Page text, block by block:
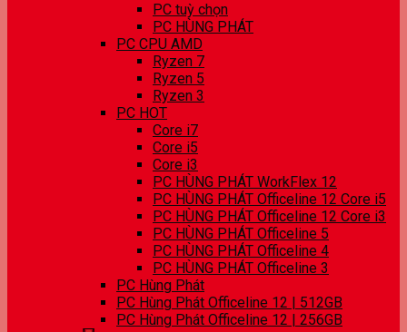
PC tuỳ chọn
PC HÙNG PHÁT
PC CPU AMD
Ryzen 7
Ryzen 5
Ryzen 3
PC HOT
Core i7
Core i5
Core i3
PC HÙNG PHÁT WorkFlex 12
PC HÙNG PHÁT Officeline 12 Core i5
PC HÙNG PHÁT Officeline 12 Core i3
PC HÙNG PHÁT Officeline 5
PC HÙNG PHÁT Officeline 4
PC HÙNG PHÁT Officeline 3
PC Hùng Phát
PC Hùng Phát Officeline 12 | 512GB
PC Hùng Phát Officeline 12 | 256GB